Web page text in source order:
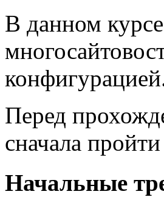
В данном
Перед
сначала
Начальные